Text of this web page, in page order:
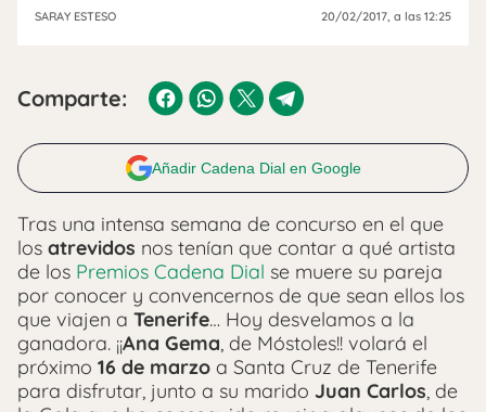
SARAY ESTESO 20/02/2017 , a las 12:25
Comparte:
Añadir Cadena Dial en Google
Tras una intensa semana de concurso en el que
los atrevidos nos tenían que contar a qué artista
de los Premios Cadena Dial se muere su pareja
por conocer y convencernos de que sean ellos los
que viajen a Tenerife… Hoy desvelamos a la
ganadora. ¡¡Ana Gema, de Móstoles!! volará el
próximo 16 de marzo a Santa Cruz de Tenerife
para disfrutar, junto a su marido Juan Carlos, de